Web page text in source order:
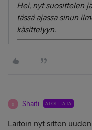
Hei, nyt suosittelen
tässä ajassa sinun
käsittelyyn.
S Shaiti ALOITTAJA
Laitoin nyt sitten